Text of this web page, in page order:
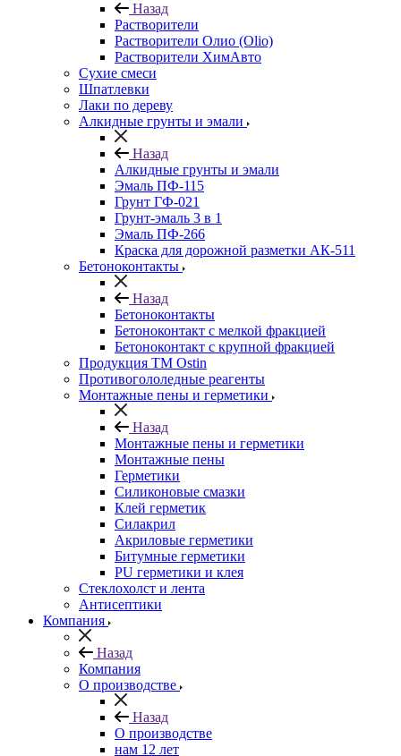
Назад
Растворители
Растворители Олио (Olio)
Растворители ХимАвто
Сухие смеси
Шпатлевки
Лаки по дереву
Алкидные грунты и эмали
Назад
Алкидные грунты и эмали
Эмаль ПФ-115
Грунт ГФ-021
Грунт-эмаль 3 в 1
Эмаль ПФ-266
Краска для дорожной разметки АК-511
Бетоноконтакты
Назад
Бетоноконтакты
Бетоноконтакт с мелкой фракцией
Бетоноконтакт с крупной фракцией
Продукция ТМ Ostin
Противогололедные реагенты
Монтажные пены и герметики
Назад
Монтажные пены и герметики
Монтажные пены
Герметики
Силиконовые смазки
Клей герметик
Силакрил
Акриловые герметики
Битумные герметики
PU герметики и клея
Стеклохолст и лента
Антисептики
Компания
Назад
Компания
О производстве
Назад
О производстве
нам 12 лет